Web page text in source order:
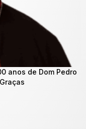
anos de Dom Pedro